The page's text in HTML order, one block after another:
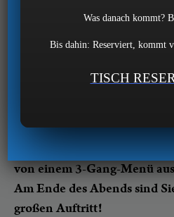
Aber wie trinkt man
Einen Abend lang erklären
verkosten unter Anleitung
trainieren gepflegte
von einem 3-Gang-Menü
Am Ende des Abends sind
großen Auftritt!
Was danach kommt?
Bis dahin: Reserviert, kommt
TISCH